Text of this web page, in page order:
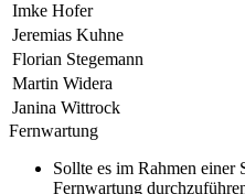
Imke Hofer
Jeremias Kuhne
Florian Stegemann
Martin Widera
Janina Wittrock
Fernwartung
Sollte es im Rahmen einer
Fernwartung